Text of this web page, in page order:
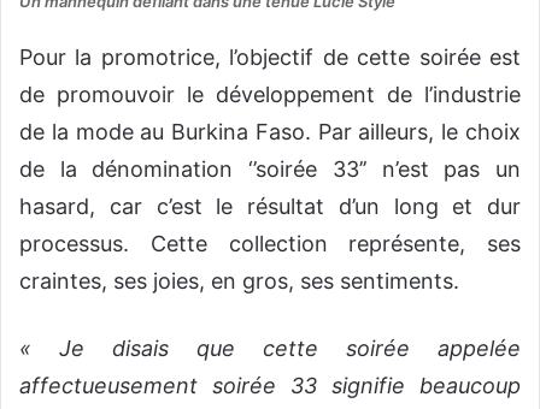
Pour la promotrice, l’objectif de cette soirée est
de promouvoir le développement de l’industrie
de la mode au Burkina Faso. Par ailleurs, le choix
de la dénomination ‘’soirée 33’’ n’est pas un
hasard, car c’est le résultat d’un long et dur
processus. Cette collection représente, ses
craintes, ses joies, en gros, ses sentiments.
« Je disais que cette soirée appelée
affectueusement soirée 33 signifie beaucoup